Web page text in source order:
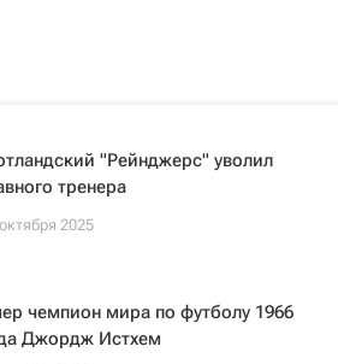
"Рейнджерс" уволил
тренера
2025
чемпион мира по футболу 1966
Джордж Истхем